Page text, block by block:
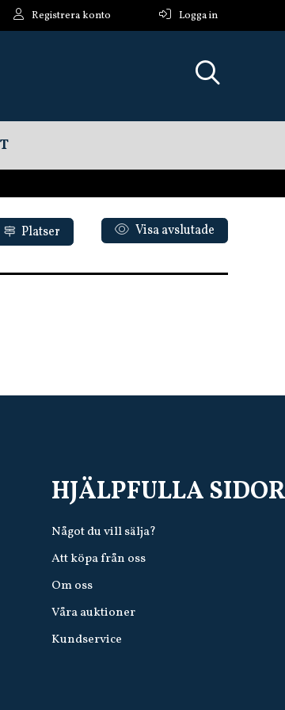
Registrera konto Logga in
Platser Visa avslutade
HJÄLPFULLA
Något du vill sälja?
Att köpa från oss
Om oss
Våra auktioner
Kundservice